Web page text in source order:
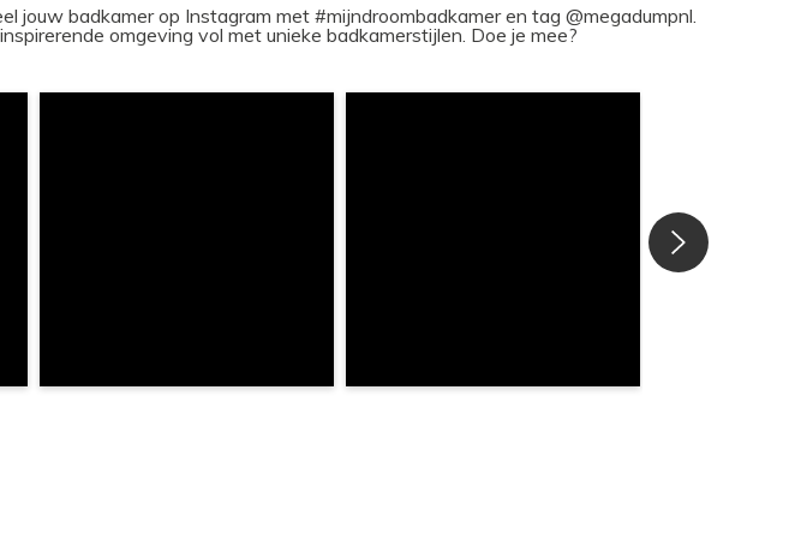
jouw badkamer op Instagram met #mijndroombadkamer en tag @megadumpnl.
omgeving vol met unieke badkamerstijlen. Doe je mee?